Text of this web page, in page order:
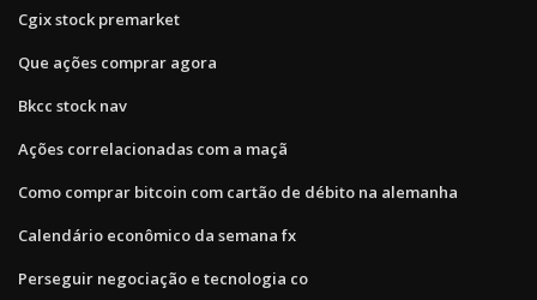
Cgix stock premarket
Que ações comprar agora
Bkcc stock nav
Ações correlacionadas com a maçã
Como comprar bitcoin com cartão de débito na alemanha
Calendário econômico da semana fx
Perseguir negociação e tecnologia co